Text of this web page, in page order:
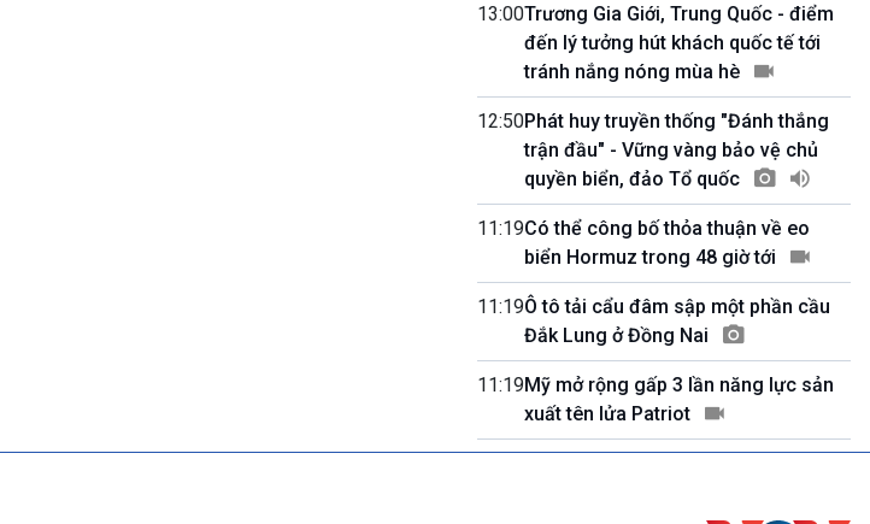
0h00-4h00
Nhập hệ VOV3
10h00-10h05
Bản tin thời sự
10h05-10h10
Quảng cáo
10h10-10h25
Dân tộc và phát triển
10h25-10h30
Quảng cáo
Vì an ninh Tổ quốc
11h00-11h05
11h05-11h10
Quảng cáo
Xã hội chuyển động
13:00Trương Gia Giới, Trung Quốc - điểm
đến lý tưởng hút khách quốc tế tới
tránh nắng nóng mùa hè
12:50Phát huy truyền thống "Đánh thắng
trận đầu" - Vững vàng bảo vệ chủ
quyền biển, đảo Tổ quốc
11:19Có thể công bố thỏa thuận về eo
biển Hormuz trong 48 giờ tới
11:19Ô tô tải cẩu đâm sập một phần cầu
Đắk Lung ở Đồng Nai
11:19Mỹ mở rộng gấp 3 lần năng lực sản
xuất tên lửa Patriot